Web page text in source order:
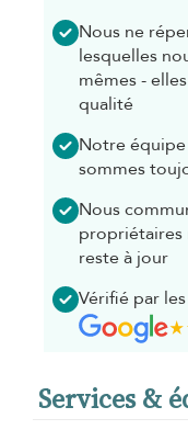
Nous ne
lesquelles
mêmes -
qualité
Notre
sommes
Nous
propriétaires
reste à jour
Vérifié par
Services &